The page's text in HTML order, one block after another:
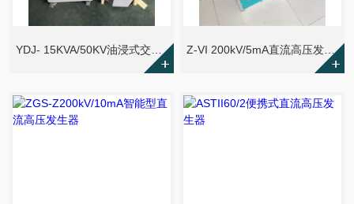
Z-VI 200kV/5mA直流高压发生器